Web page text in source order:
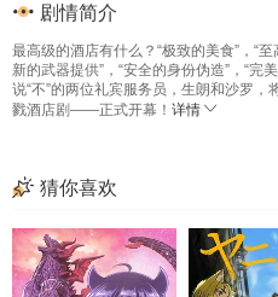
剧情简介
最高级的酒店有什么？“极致的美食”，“
新的武器提供”，“安全的身份伪造”，“完
说“不”的两位礼宾服务员，生朗和沙罗
戮酒店剧——正式开幕！ 详情
猜你喜欢